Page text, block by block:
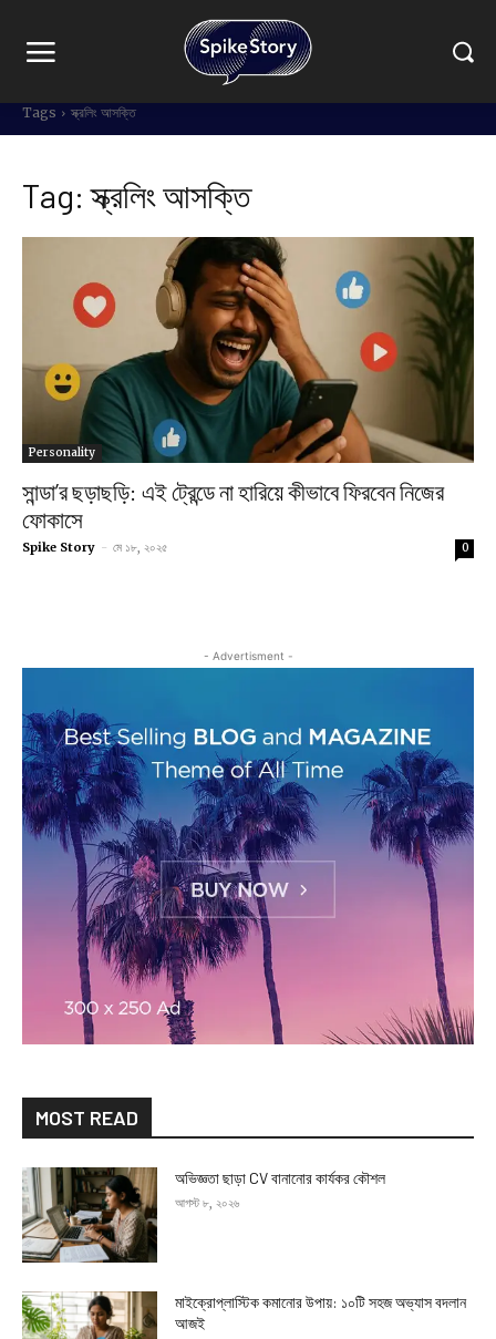
Tags স্ক্রলিং আসক্তি
Tag:স্ক্রলিং আসক্তি
Personality
সান্ডা’র ছড়াছড়ি: এই ট্রেন্ডে না হারিয়ে কীভাবে ফিরবেন নিজের
ফোকাসে
Spike Story - মে ১৮, ২০২৫ 0
- Advertisment -
MOST READ
অভিজ্ঞতা ছাড়া CV বানানোর কার্যকর কৌশল
আগস্ট ৮, ২০২৬
মাইক্রোপ্লাস্টিক কমানোর উপায়: ১০টি সহজ অভ্যাস বদলান
আজই